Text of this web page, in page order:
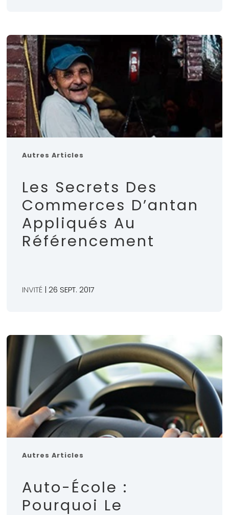
Autres Articles
Les Secrets Des
Commerces D’antan
Appliqués Au
Référencement
INVITÉ | 26 SEPT. 2017
Autres Articles
Auto-École :
Pourquoi Le